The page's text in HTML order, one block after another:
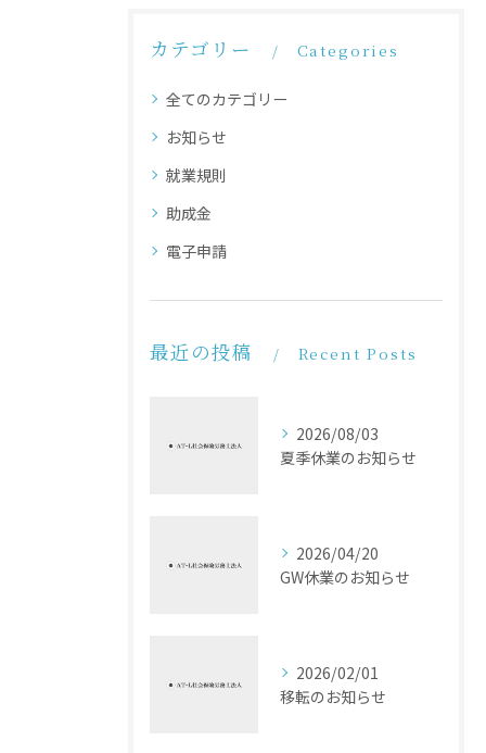
カテゴリー Categories
全てのカテゴリー
お知らせ
就業規則
助成金
電子申請
最近の投稿 Recent Posts
2026/08/03
夏季休業のお知らせ
2026/04/20
GW休業のお知らせ
2026/02/01
移転のお知らせ